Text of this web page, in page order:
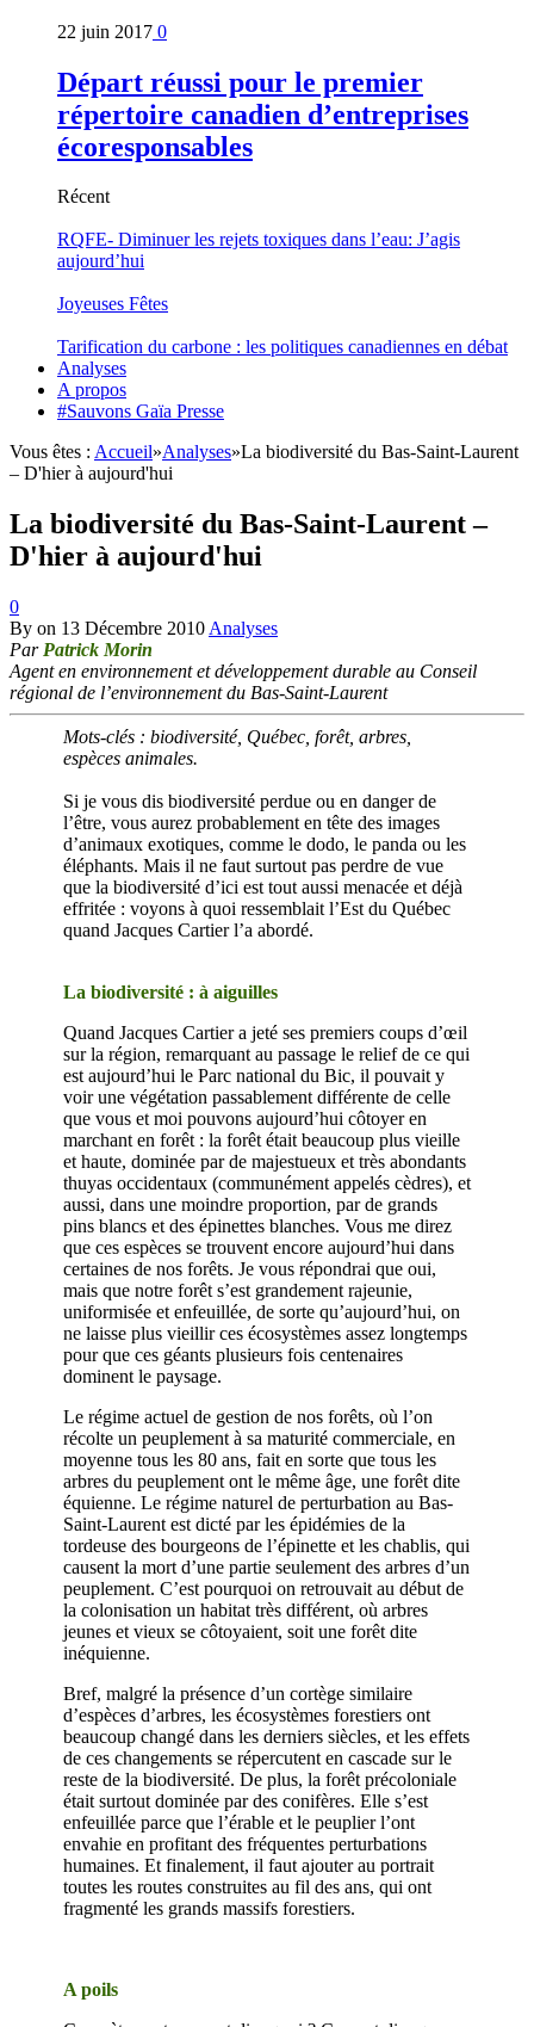
22 juin 2017 0
Départ réussi pour le premier
répertoire canadien d’entreprises
écoresponsables
Récent
RQFE- Diminuer les rejets toxiques dans l’eau: J’agis
aujourd’hui
Joyeuses Fêtes
Tarification du carbone : les politiques canadiennes en débat
Analyses
A propos
#Sauvons Gaïa Presse
Vous êtes : Accueil»Analyses»La biodiversité du Bas-Saint-Laurent
– D'hier à aujourd'hui
La biodiversité du Bas-Saint-Laurent –
D'hier à aujourd'hui
0
By on 13 Décembre 2010 Analyses
Par Patrick Morin
Agent en environnement et développement durable au Conseil
régional de l’environnement du Bas-Saint-Laurent
Mots-clés : biodiversité, Québec, forêt, arbres,
espèces animales.
Si je vous dis biodiversité perdue ou en danger de
l’être, vous aurez probablement en tête des images
d’animaux exotiques, comme le dodo, le panda ou les
éléphants. Mais il ne faut surtout pas perdre de vue
que la biodiversité d’ici est tout aussi menacée et déjà
effritée : voyons à quoi ressemblait l’Est du Québec
quand Jacques Cartier l’a abordé.
La biodiversité : à aiguilles
Quand Jacques Cartier a jeté ses premiers coups d’œil
sur la région, remarquant au passage le relief de ce qui
est aujourd’hui le Parc national du Bic, il pouvait y
voir une végétation passablement différente de celle
que vous et moi pouvons aujourd’hui côtoyer en
marchant en forêt : la forêt était beaucoup plus vieille
et haute, dominée par de majestueux et très abondants
thuyas occidentaux (communément appelés cèdres), et
aussi, dans une moindre proportion, par de grands
pins blancs et des épinettes blanches. Vous me direz
que ces espèces se trouvent encore aujourd’hui dans
certaines de nos forêts. Je vous répondrai que oui,
mais que notre forêt s’est grandement rajeunie,
uniformisée et enfeuillée, de sorte qu’aujourd’hui, on
ne laisse plus vieillir ces écosystèmes assez longtemps
pour que ces géants plusieurs fois centenaires
dominent le paysage.
Le régime actuel de gestion de nos forêts, où l’on
récolte un peuplement à sa maturité commerciale, en
moyenne tous les 80 ans, fait en sorte que tous les
arbres du peuplement ont le même âge, une forêt dite
équienne. Le régime naturel de perturbation au Bas-
Saint-Laurent est dicté par les épidémies de la
tordeuse des bourgeons de l’épinette et les chablis, qui
causent la mort d’une partie seulement des arbres d’un
peuplement. C’est pourquoi on retrouvait au début de
la colonisation un habitat très différent, où arbres
jeunes et vieux se côtoyaient, soit une forêt dite
inéquienne.
Bref, malgré la présence d’un cortège similaire
d’espèces d’arbres, les écosystèmes forestiers ont
beaucoup changé dans les derniers siècles, et les effets
de ces changements se répercutent en cascade sur le
reste de la biodiversité. De plus, la forêt précoloniale
était surtout dominée par des conifères. Elle s’est
enfeuillée parce que l’érable et le peuplier l’ont
envahie en profitant des fréquentes perturbations
humaines. Et finalement, il faut ajouter au portrait
toutes les routes construites au fil des ans, qui ont
fragmenté les grands massifs forestiers.
A poils